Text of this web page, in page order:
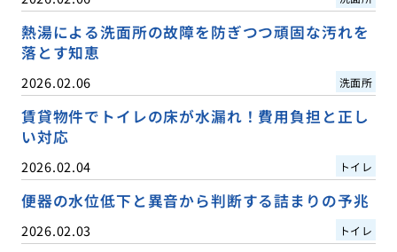
熱湯による洗面所の故障を防ぎつつ頑固な汚れを
落とす知恵
2026.02.06 洗面所
賃貸物件でトイレの床が水漏れ！費用負担と正し
い対応
2026.02.04 トイレ
便器の水位低下と異音から判断する詰まりの予兆
2026.02.03 トイレ